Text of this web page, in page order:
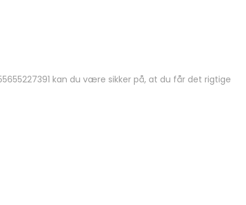
kan du være sikker på, at du får det rigtige